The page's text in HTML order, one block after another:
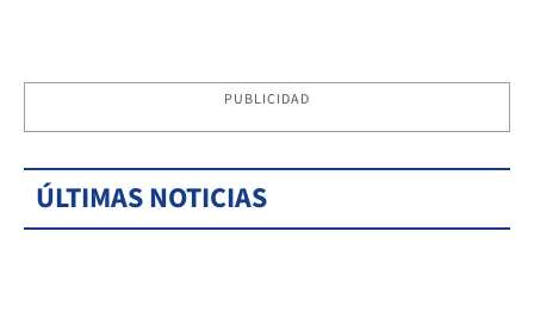
PUBLICIDAD
ÚLTIMAS NOTICIAS